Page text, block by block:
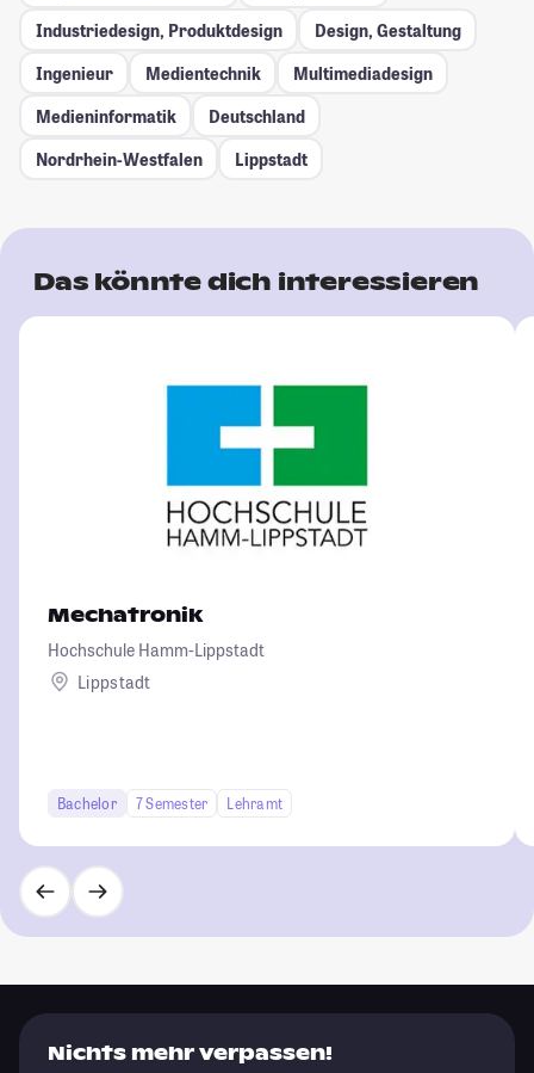
Industriedesign, Produktdesign
Design, Gestaltung
Ingenieur
Medientechnik
Multimediadesign
Medieninformatik
Deutschland
Nordrhein-Westfalen
Lippstadt
Das könnte dich interessieren
Mechatronik
Hochschule Hamm-Lippstadt
Lippstadt
Bachelor 7 Semester Lehramt
Nichts mehr verpassen!